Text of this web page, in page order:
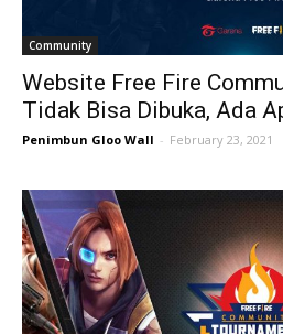
Community
Website Free Fire
Tidak Bisa Dibuka, Ada
Penimbun Gloo Wall - February 23, 2021